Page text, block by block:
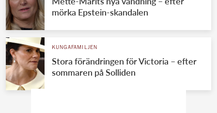
mörka Epstein-skandalen
KUNGAFAMILJEN
Stora förändringen för Victoria – efter
sommaren på Solliden